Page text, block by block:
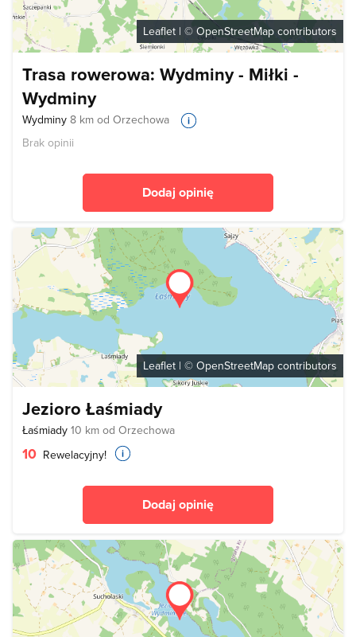
Leaflet | © OpenStreetMap contributors
Trasa rowerowa: Wydminy - Miłki -
Wydminy
Wydminy 8 km od Orzechowa
Brak opinii
Dodaj opinię
Leaflet | © OpenStreetMap contributors
Jezioro Łaśmiady
Łaśmiady 10 km od Orzechowa
10 Rewelacyjny!
Dodaj opinię